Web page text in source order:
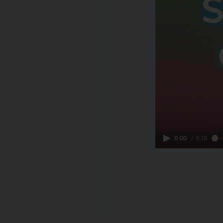
0:00 / 0:15